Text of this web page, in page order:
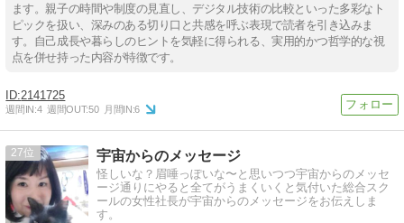
ます。親子の時間や制度の見直し、デジタル技術の比較といった多彩なト
ピックを扱い、深みのある切り口と共感を呼ぶ表現で読者を引き込みま
す。自己成長や暮らしのヒントを気軽に得られる、実用的かつ哲学的な視
点を併せ持った内容が特徴です。
2141725
週間IN:4 週間OUT:50 月間IN:6
27 宇宙からのメッセージ
怪しいな？眉唾っぽいな〜と思いつつ宇宙からのメッセ
ージ通りにやると全てがうまくいくと気付いた総合スク
ールの女性社長が宇宙からのメッセージをお伝えしま
す。